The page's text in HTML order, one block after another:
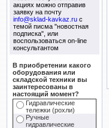
акциях можно отправив
заявку на почту
info@sklad-kavkaz.ruс
темой писма "новостная
подписка", или
воспользоваться on-line
консультантом
В приобретении какого
оборудования или
складской техники вы
заинтересованы в
настоящий момент?
Гидравлические
тележки (рохли)
Ручные
гидравлические